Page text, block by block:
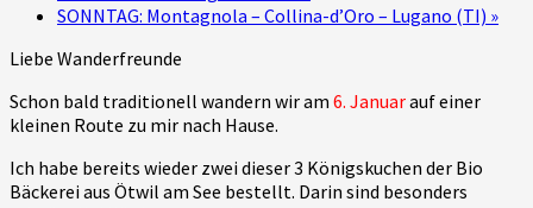
SONNTAG: Montagnola – Collina-d’Oro – Lugano (TI) »
Liebe Wanderfreunde
Schon bald traditionell wandern wir am 6. Januarauf einer
kleinen Route zu mir nach Hause.
Ich habe bereits wieder zwei dieser 3 Königskuchen der Bio
Bäckerei aus Ötwil am See bestellt. Darin sind besonders